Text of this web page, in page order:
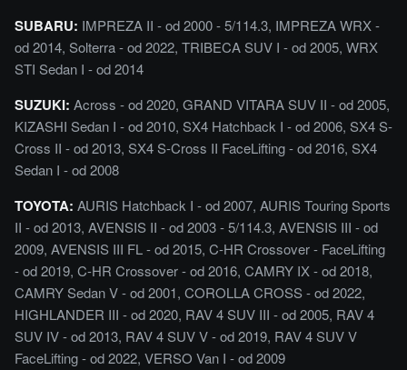
SUBARU: IMPREZA II - od 2000 - 5/114.3, IMPREZA WRX -
od 2014, Solterra - od 2022, TRIBECA SUV I - od 2005, WRX
STI Sedan I - od 2014
SUZUKI: Across - od 2020, GRAND VITARA SUV II - od 2005,
KIZASHI Sedan I - od 2010, SX4 Hatchback I - od 2006, SX4 S-
Cross II - od 2013, SX4 S-Cross II FaceLifting - od 2016, SX4
Sedan I - od 2008
TOYOTA: AURIS Hatchback I - od 2007, AURIS Touring Sports
II - od 2013, AVENSIS II - od 2003 - 5/114.3, AVENSIS III - od
2009, AVENSIS III FL - od 2015, C-HR Crossover - FaceLifting
- od 2019, C-HR Crossover - od 2016, CAMRY IX - od 2018,
CAMRY Sedan V - od 2001, COROLLA CROSS - od 2022,
HIGHLANDER III - od 2020, RAV 4 SUV III - od 2005, RAV 4
SUV IV - od 2013, RAV 4 SUV V - od 2019, RAV 4 SUV V
FaceLifting - od 2022, VERSO Van I - od 2009